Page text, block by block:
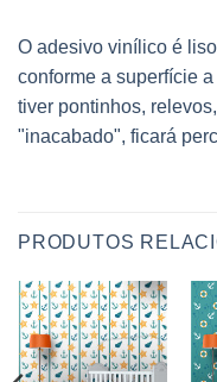
O adesivo vinílico é
conforme a superfície
tiver pontinhos,
"inacabado", ficará
PRODUTOS